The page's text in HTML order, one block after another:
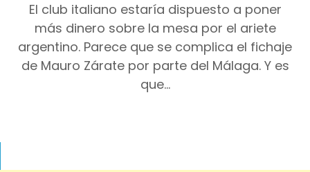
El club italiano estaría dispuesto a poner
más dinero sobre la mesa por el ariete
argentino. Parece que se complica el fichaje
de Mauro Zárate por parte del Málaga. Y es
que…